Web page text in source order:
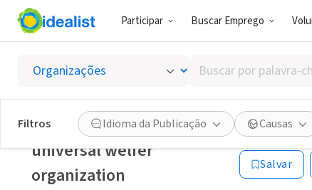
Participar Buscar Emprego
Buscar
por
palavra-
chave,
habilidades
ou
interesses
Filtros Idioma da Publicação Causas
XA, Paquistão|
Salvar
universal welfer
organization